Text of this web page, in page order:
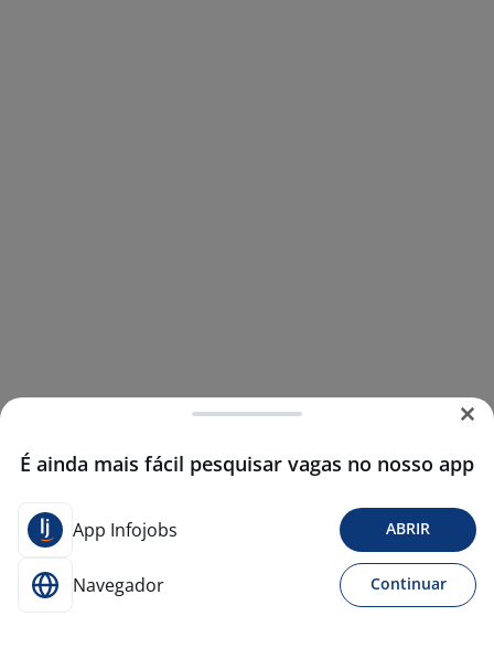
É ainda mais fácil pesquisar vagas no nosso app
App Infojobs ABRIR
Navegador Continuar